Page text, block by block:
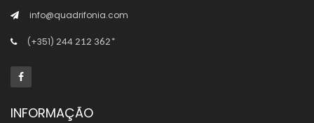
info@quadrifonia.com
(+351) 244 212 362*
INFORMAÇÃO